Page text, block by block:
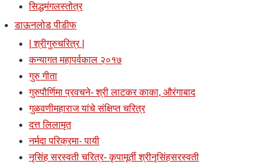
सिद्धमंगलस्तोत्र
डाऊनलोड पीडीफ
| श्रीगुरुचरित्र |
कन्यागत महापर्वकाल २०१७
गुरु गीता
गुरुपौर्णिमा प्रवचने- श्री लाटकर काका, औरंगाबाद
गुळवणीमहाराज यांचे संक्षिप्त चरित्र
दत्त लिलामृत
नर्मदा परिक्रमा- पायी
नृसिंह सरस्वती चरित्र- कृपामूर्ती श्रीनृसिंहसरस्वती